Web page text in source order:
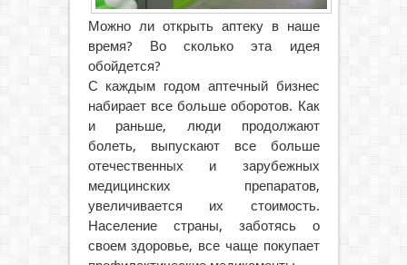
Можно ли открыть аптеку в наше
время? Во сколько эта идея
обойдется?
С каждым годом аптечный бизнес
набирает все больше оборотов. Как
и раньше, люди продолжают
болеть, выпускают все больше
отечественных и зарубежных
медицинских препаратов,
увеличивается их стоимость.
Население страны, заботясь о
своем здоровье, все чаще покупает